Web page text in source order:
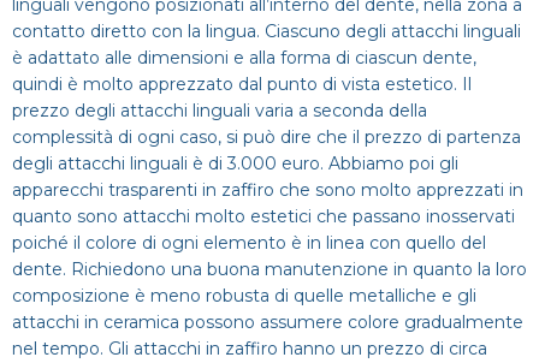
linguali vengono posizionati all’interno del dente, nella zona a
contatto diretto con la lingua. Ciascuno degli attacchi linguali
è adattato alle dimensioni e alla forma di ciascun dente,
quindi è molto apprezzato dal punto di vista estetico. Il
prezzo degli attacchi linguali varia a seconda della
complessità di ogni caso, si può dire che il prezzo di partenza
degli attacchi linguali è di 3.000 euro. Abbiamo poi gli
apparecchi trasparenti in zaffiro che sono molto apprezzati in
quanto sono attacchi molto estetici che passano inosservati
poiché il colore di ogni elemento è in linea con quello del
dente. Richiedono una buona manutenzione in quanto la loro
composizione è meno robusta di quelle metalliche e gli
attacchi in ceramica possono assumere colore gradualmente
nel tempo. Gli attacchi in zaffiro hanno un prezzo di circa